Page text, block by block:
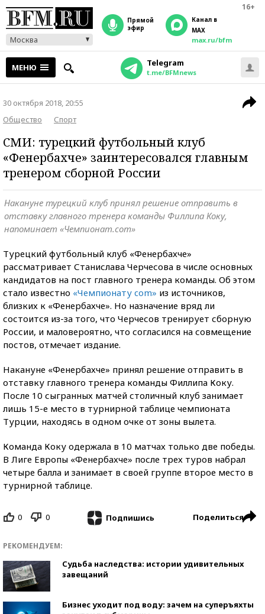
16+
Москва
прямой
эфир
Канал в
MAX
max.ru/bfm
МЕНЮ Telegram
t.me/BFMnews
30 октября 2018, 20:55
Общество
Спорт
СМИ: турецкий футбольный клуб
«Фенербахче» заинтересовался главным
тренером сборной России
Накануне турецкий клуб принял решение отправить в
отставку главного тренера команды Филлипа Коку,
напоминает «Чемпионат.com»
Турецкий футбольный клуб «Фенербахче»
рассматривает Станислава Черчесова в числе основных
кандидатов на пост главного тренера команды. Об этом
стало известно «Чемпионату com» из источников,
близких к «Фенербахче». Но назначение вряд ли
состоится из-за того, что Черчесов тренирует сборную
России, и маловероятно, что согласился на совмещение
постов, отмечает издание.
Накануне «Фенербахче» принял решение отправить в
отставку главного тренера команды Филлипа Коку.
После 10 сыгранных матчей столичный клуб занимает
лишь 15-е место в турнирной таблице чемпионата
Турции, находясь в одном очке от зоны вылета.
Команда Коку одержала в 10 матчах только две победы.
В Лиге Европы «Фенербахче» после трех туров набрал
четыре балла и занимает в своей группе второе место в
турнирной таблице.
0 0 Подпишись Поделиться
РЕКОМЕНДУЕМ:
Судьба наследства: истории удивительных
завещаний
Бизнес уходит под воду: зачем на суперъяхты